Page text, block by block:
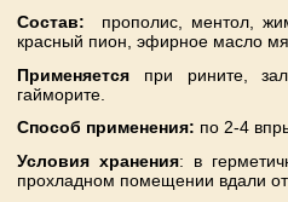
Состав: прополис, ментол,
красный пион, эфирное масло
Применяется при рините,
гайморите.
Способ применения: по 2-4
Условия хранения: в
прохладном помещении вдали